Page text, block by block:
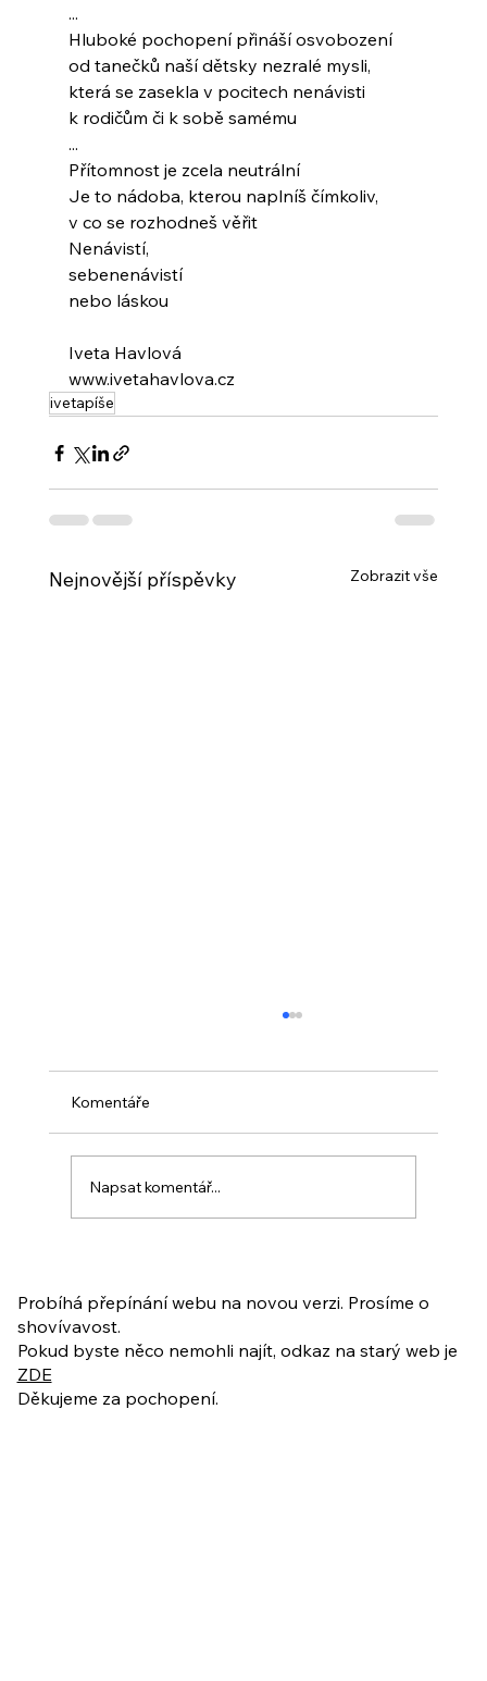
...
Hluboké pochopení přináší osvobození
od tanečků naší dětsky nezralé mysli,
která se zasekla v pocitech nenávisti
k rodičům či k sobě samému
...
Přítomnost je zcela neutrální
Je to nádoba, kterou naplníš čímkoliv,
v co se rozhodneš věřit
Nenávistí,
sebenenávistí
nebo láskou
Iveta Havlová
www.ivetahavlova.cz
ivetapíše
Nejnovější příspěvky Zobrazit vše
ukázkové lekce
Komentáře
Napsat komentář...
Probíhá přepínání webu na novou verzi. Prosíme o
shovívavost.
Pokud byste něco nemohli najít, odkaz na starý web je
ZDE
Děkujeme za pochopení.